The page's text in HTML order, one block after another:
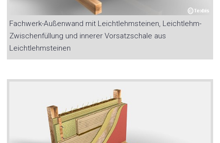
Fachwerk-Außenwand mit Leichtlehmsteinen, Leichtlehm-
Zwischenfüllung und innerer Vorsatzschale aus
Leichtlehmsteinen